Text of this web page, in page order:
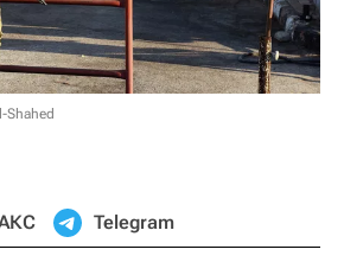
Shahed
Telegram